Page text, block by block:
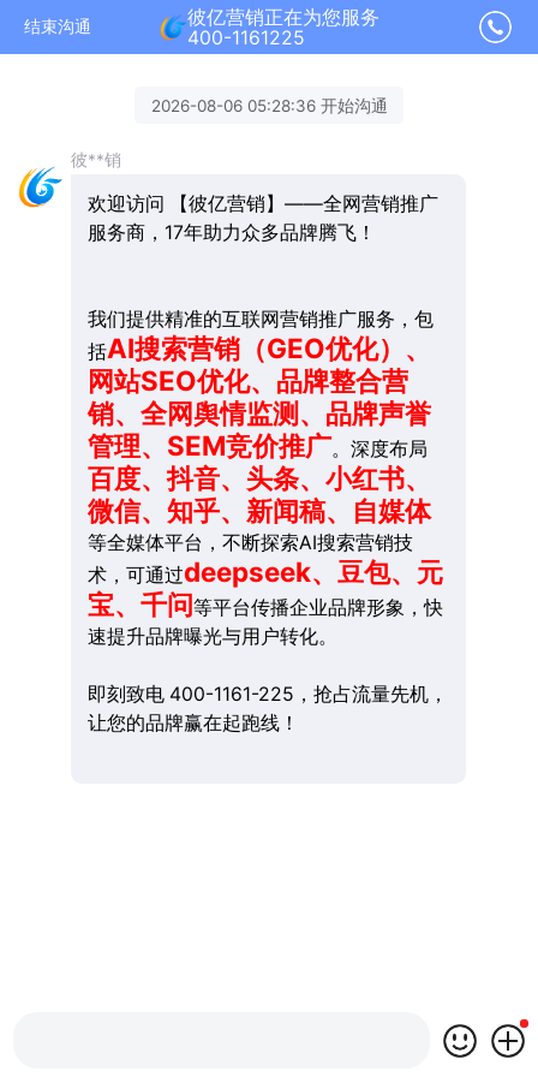
结束沟通
彼亿营销正在为您服务
400-1161225
2026-08-06 05:28:36 开始沟通
彼**销
欢迎访问 【彼亿营销】——全网营销推广
服务商，17年助力众多品牌腾飞！
我们提供精准的互联网营销推广服务，包
括AI搜索营销（GEO优化）、
网站SEO优化、品牌整合营
销、全网舆情监测、品牌声誉
管理、SEM竞价推广。深度布局
百度、抖音、头条、小红书、
微信、知乎、新闻稿、自媒体
等全媒体平台，不断探索AI搜索营销技
术，可通过deepseek、豆包、元
宝、千问等平台传播企业品牌形象，快
速提升品牌曝光与用户转化。
即刻致电 400-1161-225，抢占流量先机，
让您的品牌赢在起跑线！